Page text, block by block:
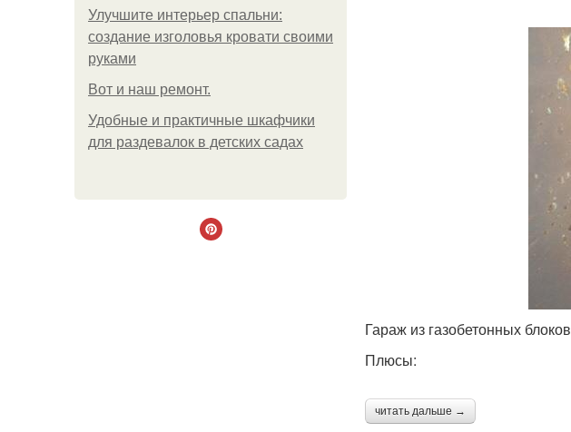
Улучшите интерьер спальни:
создание изголовья кровати своими
руками
Boт и наш ремoнт.
Удобные и практичные шкафчики
для раздевалок в детских садах
Гараж из газобетонных блоков
Плюсы:
читать дальше →